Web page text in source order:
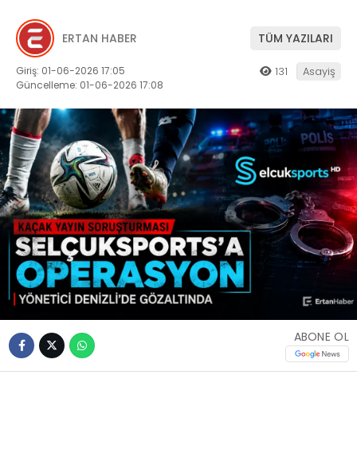
ERTAN HABER TÜM YAZILARI
Giriş: 01-06-2026 17:05
Güncelleme: 01-06-2026 17:08
131 Asayiş
ABONE OL